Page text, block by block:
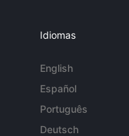
Idiomas
English
Español
Português
Deutsch